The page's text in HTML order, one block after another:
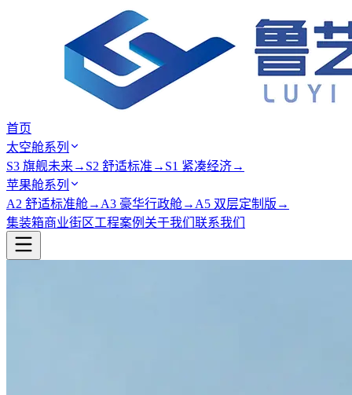
首页
太空舱系列
S3 旗舰未来→ S2 舒适标准 → S1 紧凑经济→
苹果舱系列
A2 舒适标准舱→ A3 豪华行政舱→ A5 双层定制版 →
集装箱商业街区工程案例 关于我们 联系我们